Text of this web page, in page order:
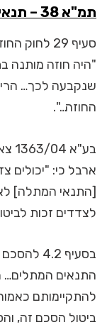
תמ"א 38 – תנאי מתלה
"היה חוזה מותנה
שנקבעה לכך…
החוזה…".
ארבל כי: "יכולים
[התנאי המתלה] לא
לצדדים זכות
התנאים המתלים…
להתקיימותם
ביטול הסכם זה,